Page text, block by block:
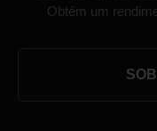
Obtém um